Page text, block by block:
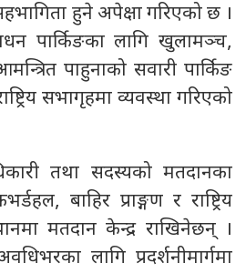
हुने अपेक्षा गरिएको छ ।
पार्किङका लागि खुलामञ्च,
पाहुनाको सवारी पार्किङ
सभागृहमा व्यवस्था गरिएको
तथा सदस्यको मतदानका
बाहिर प्राङ्गण र राष्ट्रिय
मतदान केन्द्र राखिनेछन् ।
लागि प्रदर्शनीमार्गमा